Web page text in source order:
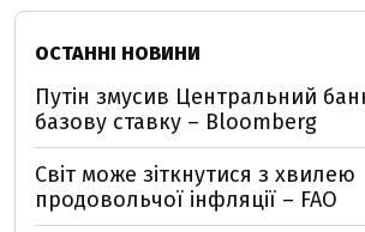
ОСТАННІ НОВИНИ
Путін змусив Центральний
базову ставку – Bloomberg
Світ може зіткнутися з хвилею
продовольчої інфляції – FAO